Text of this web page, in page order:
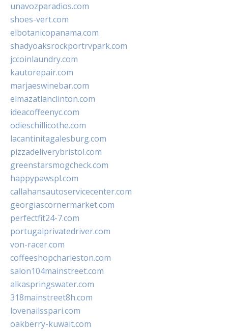
unavozparadios.com
shoes-vert.com
elbotanicopanama.com
shadyoaksrockportrvpark.com
jccoinlaundry.com
kautorepair.com
marjaeswinebar.com
elmazatlanclinton.com
ideacoffeenyc.com
odieschillicothe.com
lacantinitagalesburg.com
pizzadeliverybristol.com
greenstarsmogcheck.com
happypawspl.com
callahansautoservicecenter.com
georgiascornermarket.com
perfectfit24-7.com
portugalprivatedriver.com
von-racer.com
coffeeshopcharleston.com
salon104mainstreet.com
alkaspringswater.com
318mainstreet8h.com
lovenailsspari.com
oakberry-kuwait.com